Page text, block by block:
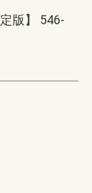
版】 546-